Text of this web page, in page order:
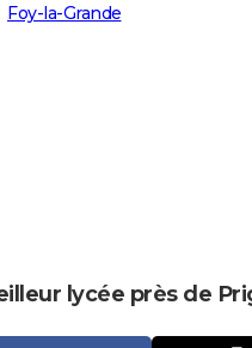
Foy-la-Grande
lycée près de